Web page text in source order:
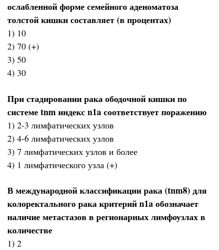
ослабленной форме семейного аденоматоза
толстой кишки составляет (в процентах)
1) 10
2) 70 (+)
3) 50
4) 30
При стадировании рака ободочной кишки по
системе tnm индекс n1a соответствует поражению
1) 2-3 лимфатических узлов
2) 4-6 лимфатических узлов
3) 7 лимфатических узлов и более
4) 1 лимфатического узла (+)
В международной классификации рака (tnm8) для
колоректального рака критерий n1a обозначает
наличие метастазов в регионарных лимфоузлах в
количестве
1) 2